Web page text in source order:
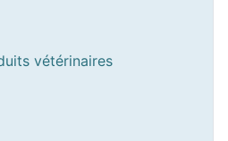
vétérinaires